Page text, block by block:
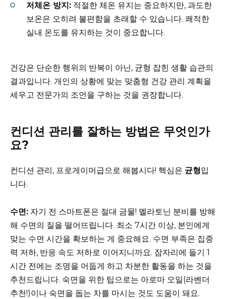
저체온 방지: 적절한 체온 유지는 중요하지만, 과도한
보온은 오히려 불편함을 초래할 수 있습니다. 쾌적한
실내 온도를 유지하는 것이 중요합니다.
건강은 단순한 행위의 반복이 아닌, 균형 잡힌 생활 습관의
결과입니다. 개인의 상황에 맞는 맞춤형 건강 관리 계획을
세우고 전문가의 조언을 구하는 것을 권장합니다.
컨디션 관리를 잘하는 방법은 무엇인가
요?
컨디션 관리, 프로게이머급으로 해봅시다! 핵심은 균형입
니다.
수면: 자기 전 스마트폰은 절대 금물! 멜라토닌 분비를 방해
해 수면의 질을 떨어뜨립니다. 최소 7시간 이상, 본인에게
맞는 수면 시간을 확보하는 게 중요해요. 수면 부족은 집중
력 저하, 반응 속도 저하로 이어지니까요. 잠자리에 들기 1
시간 전에는 조명을 어둡게 하고 차분한 활동을 하는 것을
추천드립니다. 숙면을 위한 팁으로는 아로마 오일(라벤더
추천!)이나 숙면을 돕는 차를 마시는 것도 도움이 돼요.